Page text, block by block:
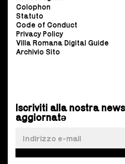
Colophon
Statuto
Code of Conduct
Privacy Policy
Villa Romana Digital Guide
Archivio Sito
Iscriviti alla nostra
aggiornatə